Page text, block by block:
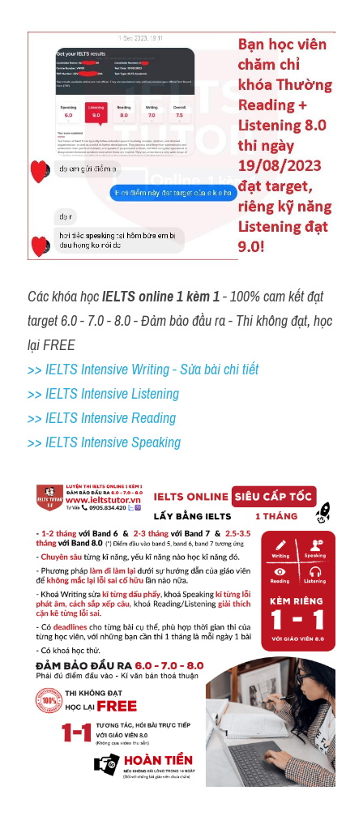
Các khóa học IELTS online 1 kèm 1 - 100% cam kết đạt
target 6.0 - 7.0 - 8.0 - Đảm bảo đầu ra - Thi không đạt, học
lại FREE
>> IELTS Intensive Writing - Sửa bài chi tiết
>> IELTS Intensive Listening
>> IELTS Intensive Reading
>> IELTS Intensive Speaking